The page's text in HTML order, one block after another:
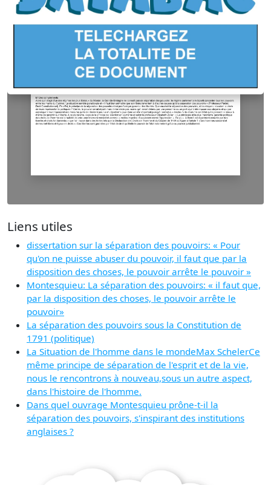
Liens utiles
dissertation sur la séparation des pouvoirs: « Pour
qu'on ne puisse abuser du pouvoir, il faut que par la
disposition des choses, le pouvoir arrête le pouvoir »
Montesquieu: La séparation des pouvoirs: « il faut que,
par la disposition des choses, le pouvoir arrête le
pouvoir»
La séparation des pouvoirs sous la Constitution de
1791 (politique)
La Situation de l'homme dans le mondeMax SchelerCe
même principe de séparation de l'esprit et de la vie,
nous le rencontrons à nouveau,sous un autre aspect,
dans l'histoire de l'homme.
Dans quel ouvrage Montesquieu prône-t-il la
séparation des pouvoirs, s'inspirant des institutions
anglaises ?